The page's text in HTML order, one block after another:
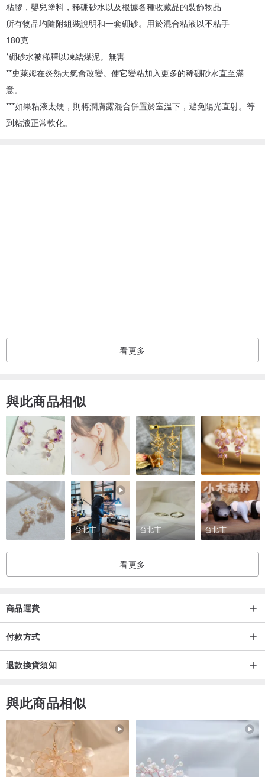
粘膠，嬰兒塗料，稀硼砂水以及根據各種收藏品的裝飾物品
所有物品均隨附組裝說明和一套硼砂。用於混合粘液以不粘手
180克
*硼砂水被稀釋以凍結煤泥。無害
**史萊姆在炎熱天氣會改變。使它變粘加入更多的稀硼砂水直至滿
意。
***如果粘液太硬，則將潤膚露混合併置於室溫下，避免陽光直射。等
到粘液正常軟化。
看更多
與此商品相似
台北市 台北市 台北市
看更多
商品運費
付款方式
退款換貨須知
與此商品相似